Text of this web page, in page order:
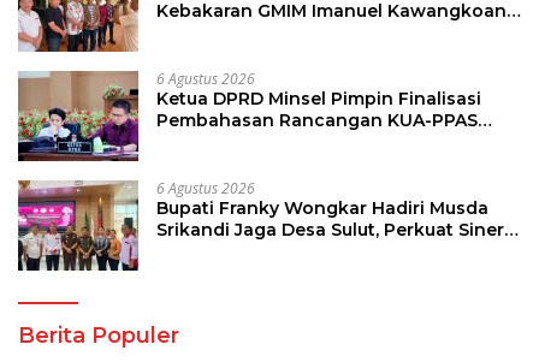
Kebakaran GMIM Imanuel Kawangkoan
6 Agustus 2026
Ketua DPRD Minsel Pimpin Finalisasi
Pembahasan Rancangan KUA-PPAS
6 Agustus 2026
Bupati Franky Wongkar Hadiri Musda
Srikandi Jaga Desa Sulut, Perkuat Sinergi
Berita Populer